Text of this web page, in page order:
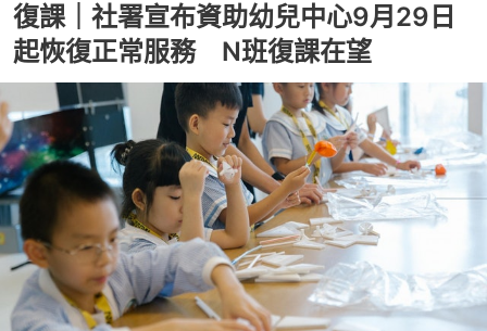
復課｜社署宣布資助幼兒中心9月29日
起恢復正常服務 N班復課在望